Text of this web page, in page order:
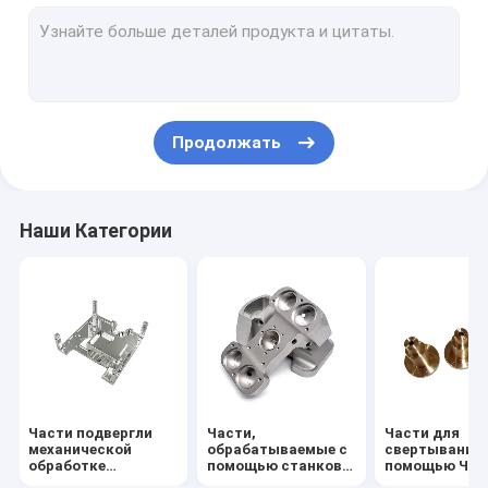
Алюминиевое снабжение жилищем заливки формы
Skived теплоотвод ребра
Теплоотводы на холодной пластине
выполненные на заказ весны
Продолжать
Наши Категории
Части подвергли
механической
обработке
Части,
обрабатываемые с
помощью станков с
Части для
свертывания
помощью ЧПУ